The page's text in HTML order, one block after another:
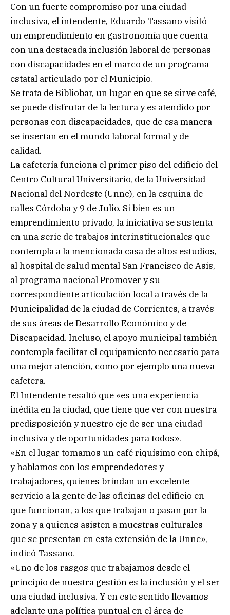
Con un fuerte compromiso por una ciudad
inclusiva, el intendente, Eduardo Tassano visitó
un emprendimiento en gastronomía que cuenta
con una destacada inclusión laboral de personas
con discapacidades en el marco de un programa
estatal articulado por el Municipio.
Se trata de Bibliobar, un lugar en que se sirve café,
se puede disfrutar de la lectura y es atendido por
personas con discapacidades, que de esa manera
se insertan en el mundo laboral formal y de
calidad.
La cafetería funciona el primer piso del edificio del
Centro Cultural Universitario, de la Universidad
Nacional del Nordeste (Unne), en la esquina de
calles Córdoba y 9 de Julio. Si bien es un
emprendimiento privado, la iniciativa se sustenta
en una serie de trabajos interinstitucionales que
contempla a la mencionada casa de altos estudios,
al hospital de salud mental San Francisco de Asis,
al programa nacional Promover y su
correspondiente articulación local a través de la
Municipalidad de la ciudad de Corrientes, a través
de sus áreas de Desarrollo Económico y de
Discapacidad. Incluso, el apoyo municipal también
contempla facilitar el equipamiento necesario para
una mejor atención, como por ejemplo una nueva
cafetera.
El Intendente resaltó que «es una experiencia
inédita en la ciudad, que tiene que ver con nuestra
predisposición y nuestro eje de ser una ciudad
inclusiva y de oportunidades para todos».
«En el lugar tomamos un café riquísimo con chipá,
y hablamos con los emprendedores y
trabajadores, quienes brindan un excelente
servicio a la gente de las oficinas del edificio en
que funcionan, a los que trabajan o pasan por la
zona y a quienes asisten a muestras culturales
que se presentan en esta extensión de la Unne»,
indicó Tassano.
«Uno de los rasgos que trabajamos desde el
principio de nuestra gestión es la inclusión y el ser
una ciudad inclusiva. Y en este sentido llevamos
adelante una política puntual en el área de